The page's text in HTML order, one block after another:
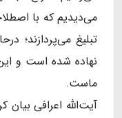
می‌دیدیم که با
تبلیغ می‌پردازند؛
نهاده شده است و این
ماست.
آیت‌الله اعرافی